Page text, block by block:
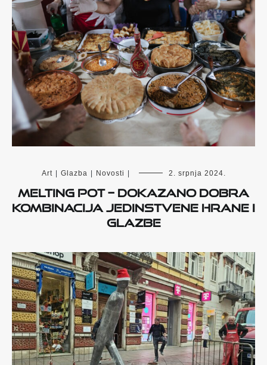
Art Glazba Novosti 2. srpnja 2024.
Melting Pot – dokazano dobra
kombinacija jedinstvene hrane i
glazbe